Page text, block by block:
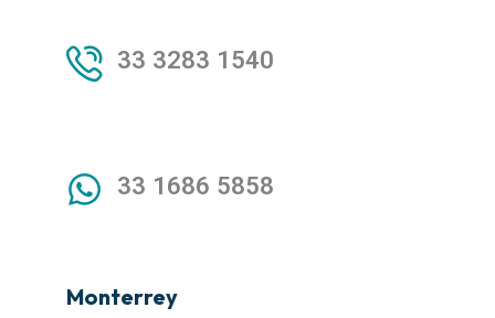
33 3283 1540
33 1686 5858
Monterrey